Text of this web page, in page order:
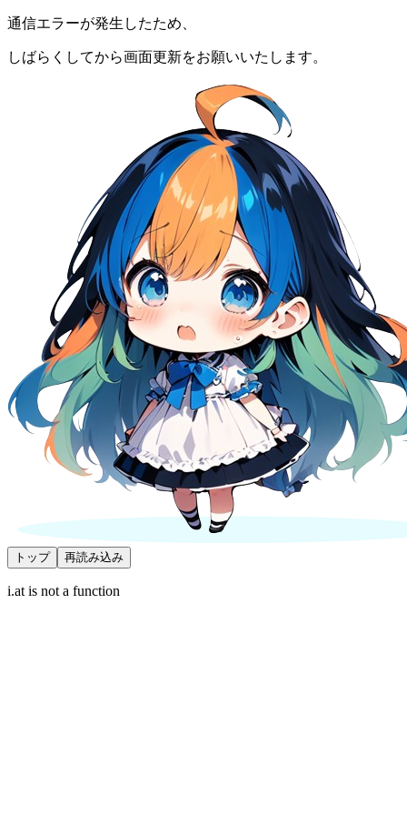
通信エラーが発生したため、
しばらくしてから画面更新をお願いいたします。
トップ 再読み込み
i.at is not a function